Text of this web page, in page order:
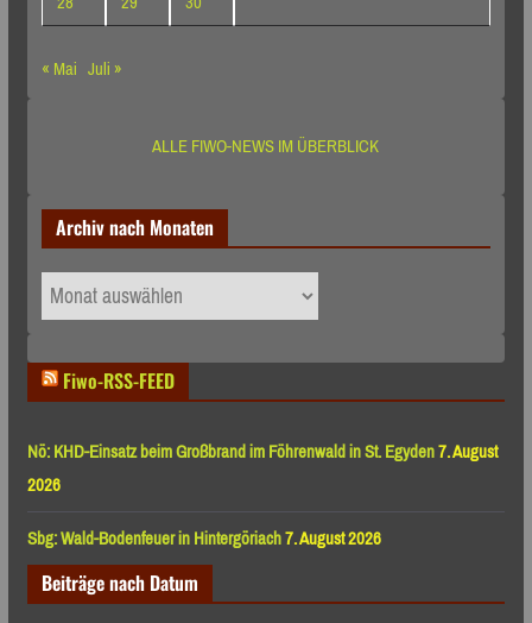
« Mai Juli »
ALLE FIWO-NEWS IM ÜBERBLICK
Archiv nach Monaten
Archiv
nach
Fiwo-RSS-FEED
Nö: KHD-Einsatz beim Großbrand im Föhrenwald in St. Egyden7. August
2026
Sbg: Wald-Bodenfeuer in Hintergöriach7. August 2026
Beiträge nach Datum